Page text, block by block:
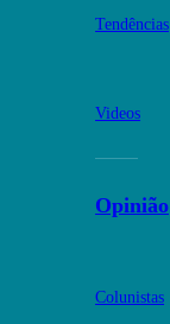
Tendências
Videos
Opinião
Colunistas